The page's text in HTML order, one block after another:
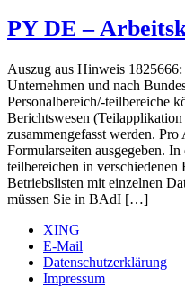
PY DE –
Auszug aus Hinweis
Unternehmen und nach
Personalbereich/-teilbereiche
Berichtswesen
zusammengefasst werden.
Formularseiten ausgegeben.
teilbereichen in verschiedenen
Betriebslisten mit einzelnen
müssen Sie in BAdI […]
XING
E-Mail
Datenschutzerklärung
Impressum